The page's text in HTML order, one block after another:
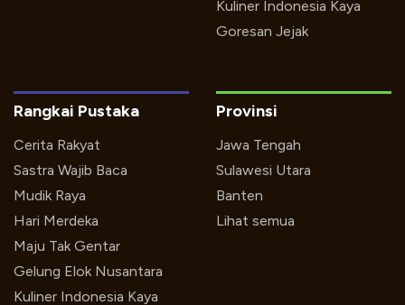
Kuliner Indonesia Kaya
Goresan Jejak
Rangkai Pustaka
Cerita Rakyat
Sastra Wajib Baca
Mudik Raya
Hari Merdeka
Maju Tak Gentar
Gelung Elok Nusantara
Kuliner Indonesia Kaya
Provinsi
Jawa Tengah
Sulawesi Utara
Banten
Lihat semua